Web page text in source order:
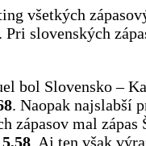
všetkých
. Pri slovenských
bol Slovensko –
. Naopak najslabší
zápasov mal zápas
. Aj ten však